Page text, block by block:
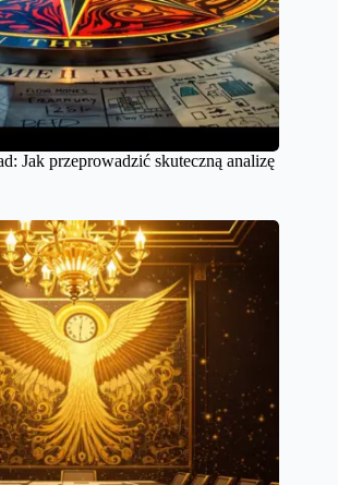
Jak przeprowadzić skuteczną analizę